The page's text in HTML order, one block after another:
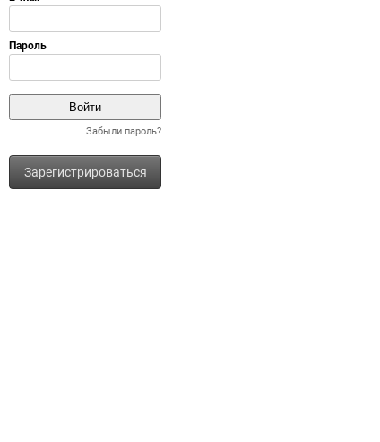
Забыли пароль?
Зарегистрироваться